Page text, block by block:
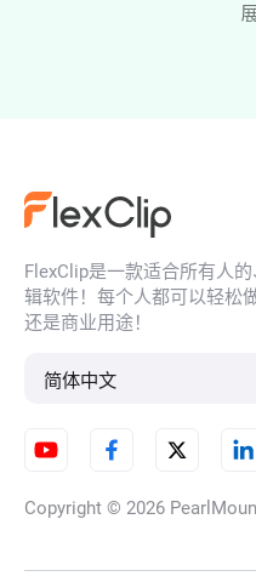
照片
FlexClip是一款适合所有人
辑软件！每个人都可以轻松
还是商业用途！
简体中文
Copyright © 2026